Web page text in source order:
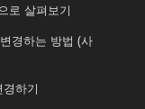
로 살펴보기
경하는 방법 (사
하기